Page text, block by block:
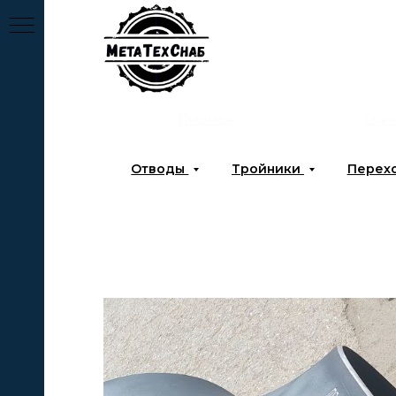
Отводы Тройники